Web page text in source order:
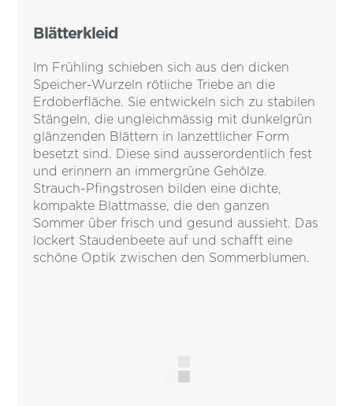
Blätterkleid
Im Frühling schieben sich aus den dicken
Speicher-Wurzeln rötliche Triebe an die
Erdoberfläche. Sie entwickeln sich zu stabilen
Stängeln, die ungleichmässig mit dunkelgrün
glänzenden Blättern in lanzettlicher Form
besetzt sind. Diese sind ausserordentlich fest
und erinnern an immergrüne Gehölze.
Strauch-Pfingstrosen bilden eine dichte,
kompakte Blattmasse, die den ganzen
Sommer über frisch und gesund aussieht. Das
lockert Staudenbeete auf und schafft eine
schöne Optik zwischen den Sommerblumen.